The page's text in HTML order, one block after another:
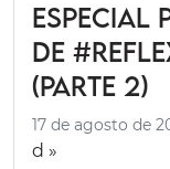
Especial
de
(parte 2)
17 de agosto de
d »